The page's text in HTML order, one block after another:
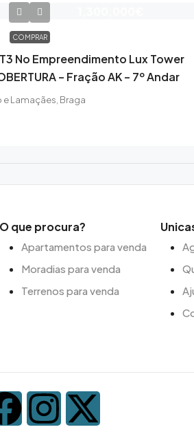
COMPRAR
No Empreendimento Lux Tower
– Fração AK – 7º Andar
e Lamaçães, Braga
O que procura?
Apartamentos para venda
Moradias para venda
Terrenos para venda